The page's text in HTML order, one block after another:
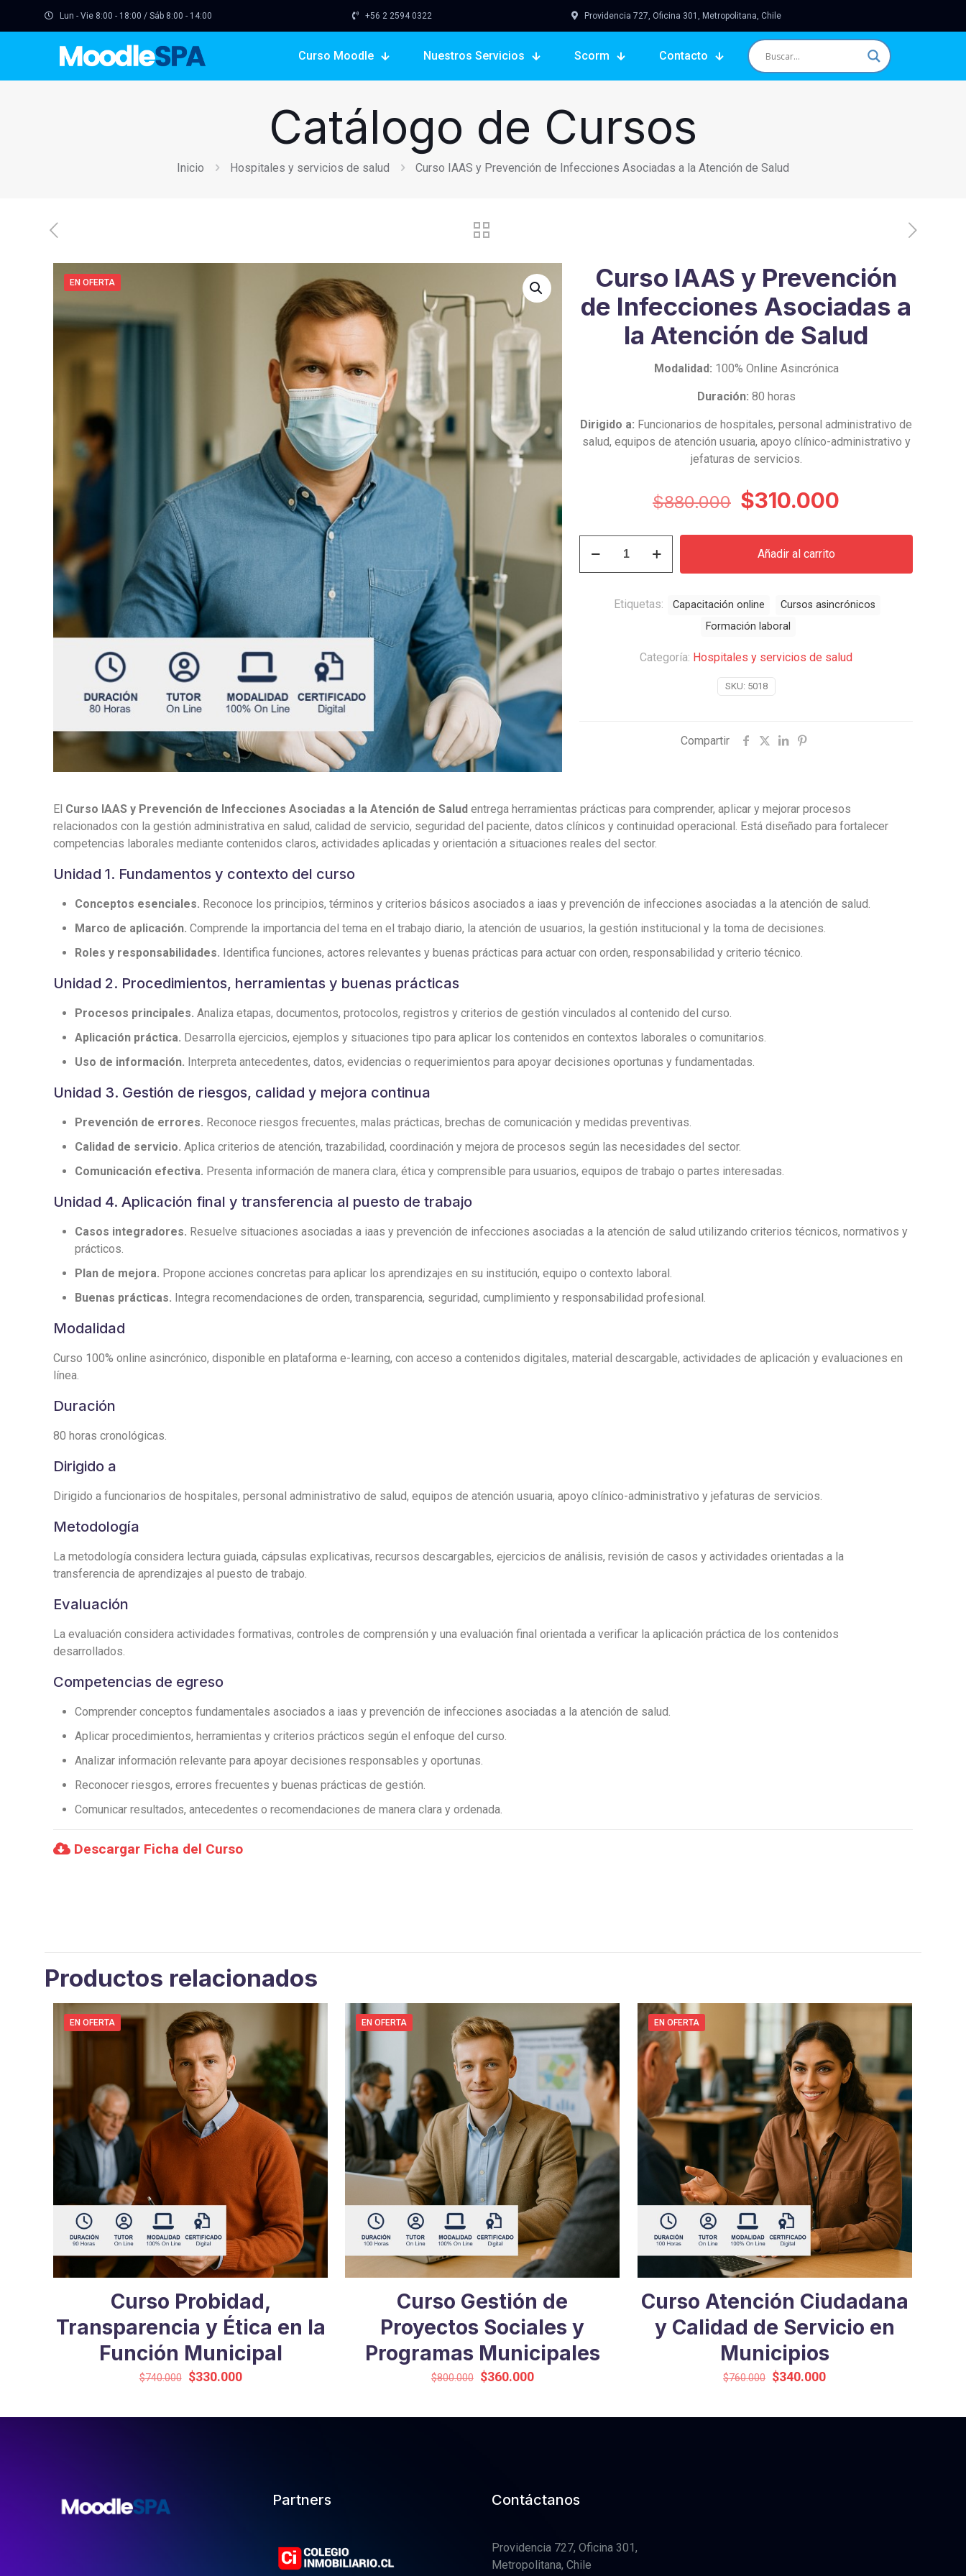
Lun - Vie 8:00 - 18:00 / Sáb 8:00 - 14:00 +56 2 2594 0322 Providencia 727, Oficina 301, Metropolitana, Chile
Curso Moodle Nuestros Servicios Scorm Contacto
Catálogo de Cursos
Inicio Hospitales y servicios de salud Curso IAAS y Prevención de Infecciones Asociadas a la Atención de Salud
EN OFERTA
Curso IAAS y Prevención
de Infecciones Asociadas a
la Atención de Salud
Modalidad: 100% Online Asincrónica
Duración: 80 horas
Dirigido a: Funcionarios de hospitales, personal administrativo de
salud, equipos de atención usuaria, apoyo clínico-administrativo y
jefaturas de servicios.
$880.000 El
original
era:
$310.000
actual
y
Añadir al carrito
SKU: 5018
Categoría: Hospitales y servicios de salud
Etiquetas: Capacitación online
Cursos asincrónicos
Formación laboral
Compartir
El Curso IAAS y Prevención de Infecciones Asociadas a la Atención de Salud entrega herramientas prácticas para comprender, aplicar y mejorar procesos
relacionados con la gestión administrativa en salud, calidad de servicio, seguridad del paciente, datos clínicos y continuidad operacional. Está diseñado para fortalecer
competencias laborales mediante contenidos claros, actividades aplicadas y orientación a situaciones reales del sector.
Unidad 1. Fundamentos y contexto del curso
Conceptos esenciales. Reconoce los principios, términos y criterios básicos asociados a iaas y prevención de infecciones asociadas a la atención de salud.
Marco de aplicación. Comprende la importancia del tema en el trabajo diario, la atención de usuarios, la gestión institucional y la toma de decisiones.
Roles y responsabilidades. Identifica funciones, actores relevantes y buenas prácticas para actuar con orden, responsabilidad y criterio técnico.
Unidad 2. Procedimientos, herramientas y buenas prácticas
Procesos principales. Analiza etapas, documentos, protocolos, registros y criterios de gestión vinculados al contenido del curso.
Aplicación práctica. Desarrolla ejercicios, ejemplos y situaciones tipo para aplicar los contenidos en contextos laborales o comunitarios.
Uso de información. Interpreta antecedentes, datos, evidencias o requerimientos para apoyar decisiones oportunas y fundamentadas.
Unidad 3. Gestión de riesgos, calidad y mejora continua
Prevención de errores. Reconoce riesgos frecuentes, malas prácticas, brechas de comunicación y medidas preventivas.
Calidad de servicio. Aplica criterios de atención, trazabilidad, coordinación y mejora de procesos según las necesidades del sector.
Comunicación efectiva. Presenta información de manera clara, ética y comprensible para usuarios, equipos de trabajo o partes interesadas.
Unidad 4. Aplicación final y transferencia al puesto de trabajo
Casos integradores. Resuelve situaciones asociadas a iaas y prevención de infecciones asociadas a la atención de salud utilizando criterios técnicos, normativos y
prácticos.
Plan de mejora. Propone acciones concretas para aplicar los aprendizajes en su institución, equipo o contexto laboral.
Buenas prácticas. Integra recomendaciones de orden, transparencia, seguridad, cumplimiento y responsabilidad profesional.
Modalidad
Curso 100% online asincrónico, disponible en plataforma e-learning, con acceso a contenidos digitales, material descargable, actividades de aplicación y evaluaciones en
línea.
Duración
80 horas cronológicas.
Dirigido a
Dirigido a funcionarios de hospitales, personal administrativo de salud, equipos de atención usuaria, apoyo clínico-administrativo y jefaturas de servicios.
Metodología
La metodología considera lectura guiada, cápsulas explicativas, recursos descargables, ejercicios de análisis, revisión de casos y actividades orientadas a la
transferencia de aprendizajes al puesto de trabajo.
Evaluación
La evaluación considera actividades formativas, controles de comprensión y una evaluación final orientada a verificar la aplicación práctica de los contenidos
desarrollados.
Competencias de egreso
Comprender conceptos fundamentales asociados a iaas y prevención de infecciones asociadas a la atención de salud.
Aplicar procedimientos, herramientas y criterios prácticos según el enfoque del curso.
Analizar información relevante para apoyar decisiones responsables y oportunas.
Reconocer riesgos, errores frecuentes y buenas prácticas de gestión.
Comunicar resultados, antecedentes o recomendaciones de manera clara y ordenada.
Descargar Ficha del Curso
Productos relacionados
EN OFERTA
Curso Probidad,
Transparencia y Ética en la
Función Municipal
$740.000
El
$330.000El
EN OFERTA
Curso Gestión de
Proyectos Sociales y
Programas Municipales
$800.000 El
$360.000El
EN OFERTA
Curso Atención Ciudadana
y Calidad de Servicio en
Municipios
$760.000 El
$340.000El
Partners Contáctanos
Providencia 727, Oficina 301,
Metropolitana, Chile